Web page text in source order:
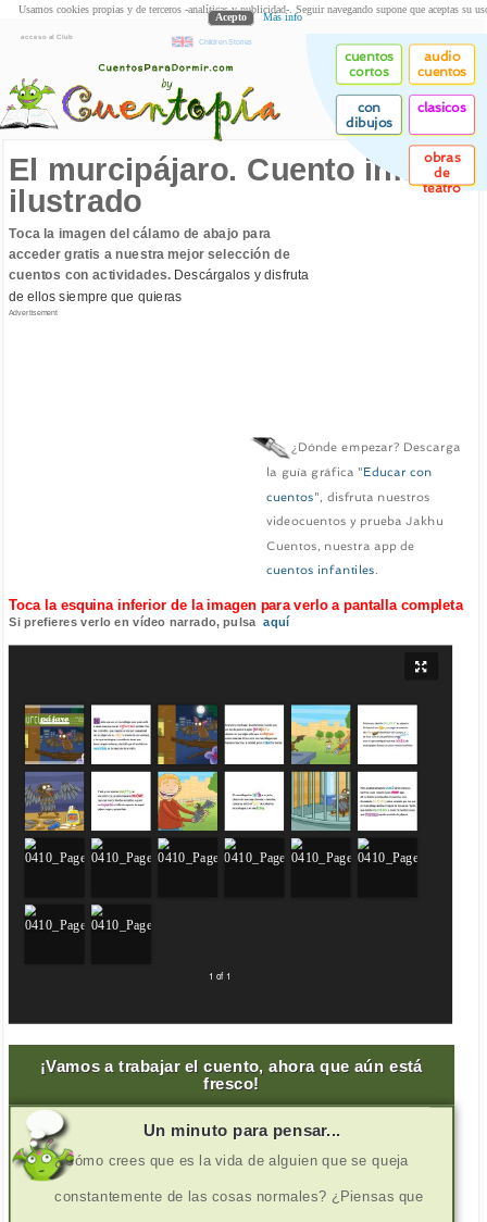
acceso al Club
Children Stories
cuentos
cortos
audio
cuentos
con
dibujos
clasicos
obras
de
teatro
El murcipájaro. Cuento infantil
ilustrado
Toca la imagen del cálamo de abajo para
acceder gratis a nuestra mejor selección de
cuentos con actividades.Descárgalos y disfruta
de ellos siempre que quieras
Advertisement
¿Dónde empezar? Descarga
la guía gráfica "Educar con
cuentos", disfruta nuestros
videocuentos y prueba Jakhu
Cuentos, nuestra app de
cuentos infantiles.
Toca la esquina inferior de la imagen para verlo a pantalla completa
Si prefieres verlo en vídeo narrado, pulsaaquí
1 of 1
¡Vamos a trabajar el cuento, ahora que aún está
fresco!
Un minuto para pensar...
¿Cómo crees que es la vida de alguien que se queja
constantemente de las cosas normales? ¿Piensas que
Usamos cookies propias y de terceros -analíticas y publicidad-. Seguir navegando supone que aceptas su
Acepto Más info